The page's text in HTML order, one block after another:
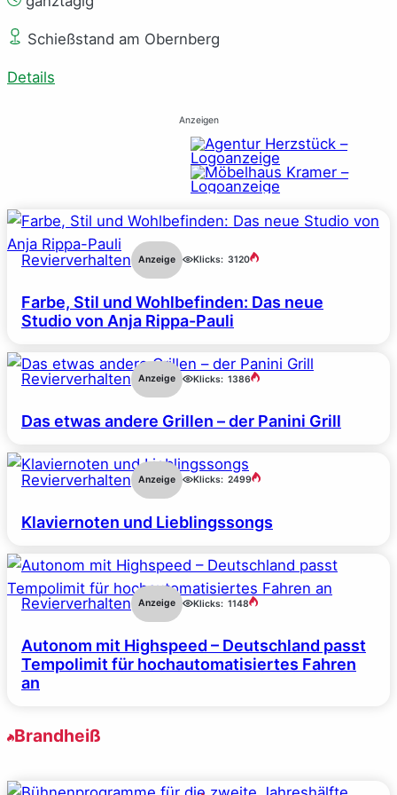
Schießstand am Obernberg
Details
Anzeigen
Revierverhalten Anzeige Klicks: 3120
Farbe, Stil und Wohlbefinden: Das neue
Studio von Anja Rippa-Pauli
Revierverhalten Anzeige Klicks: 1386
Das etwas andere Grillen – der Panini Grill
Revierverhalten Anzeige Klicks: 2499
Klaviernoten und Lieblingssongs
Revierverhalten Anzeige Klicks: 1148
Autonom mit Highspeed – Deutschland passt
Tempolimit für hochautomatisiertes Fahren
an
Brandheiß